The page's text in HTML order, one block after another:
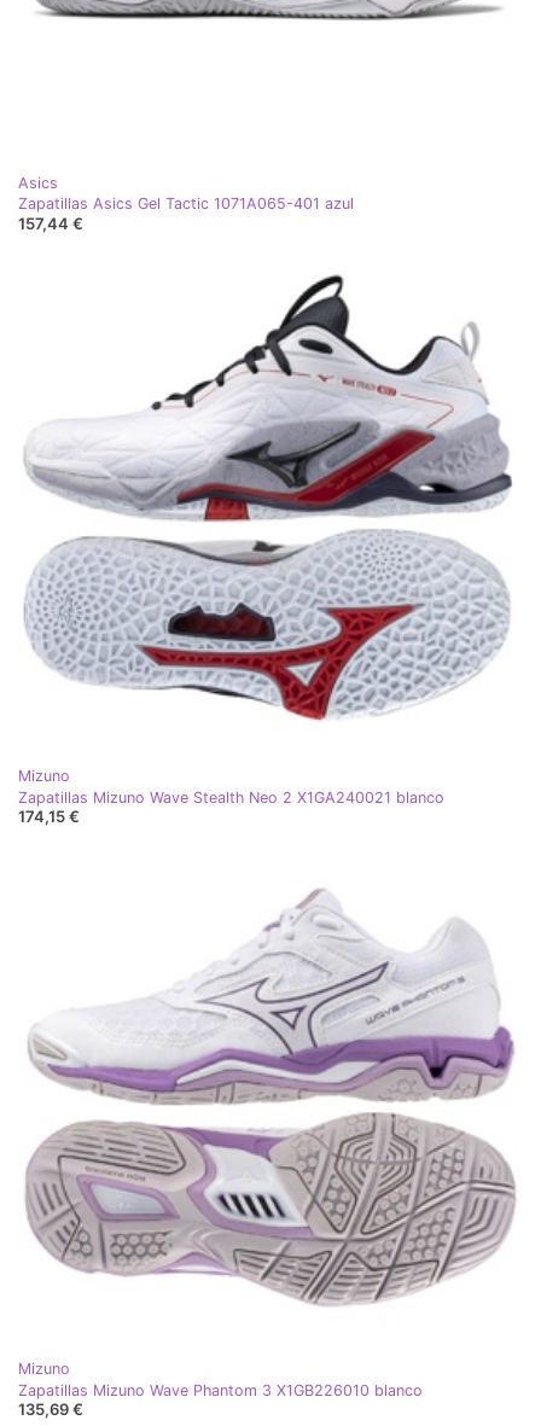
Asics
Zapatillas Asics Gel Tactic 1071A065-401 azul
157,44 €
Mizuno
Zapatillas Mizuno Wave Stealth Neo 2 X1GA240021 blanco
174,15 €
Mizuno
Zapatillas Mizuno Wave Phantom 3 X1GB226010 blanco
135,69 €